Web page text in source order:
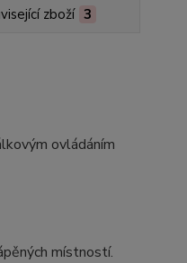
zboží 3
ovládáním
místností.